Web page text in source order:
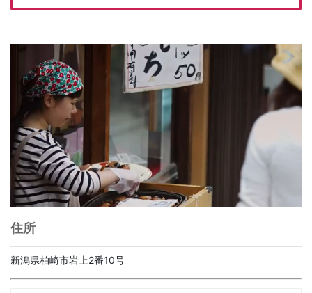
住所
新潟県柏崎市岩上2番10号